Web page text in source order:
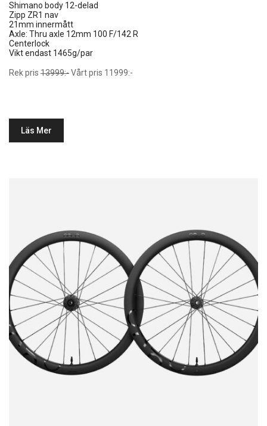
Shimano body 12-delad
Zipp ZR1 nav
21mm innermått
Axle: Thru axle 12mm 100 F/142 R
Centerlock
Vikt endast 1465g/par
Rek pris 13999:-Vårt pris 11999:-
Läs Mer